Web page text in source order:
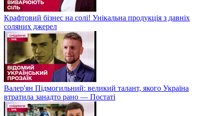
Крафтовий бізнес на солі! Унікальна продукція з давніх
соляних джерел
Валер'ян Підмогильний: великий талант, якого Україна
втратила занадто рано — Постаті